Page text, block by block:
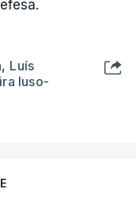
, Luís
luso-